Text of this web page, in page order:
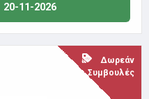
20-11-2026
Δωρεάν
Συμβουλές